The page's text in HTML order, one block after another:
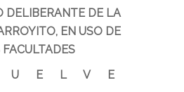
DELIBERANTE DE LA
EN USO DE
FACULTADES
U E L V E